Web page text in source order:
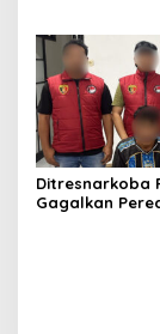
serta
Lintas
Ditresnarkoba
Gagalkan